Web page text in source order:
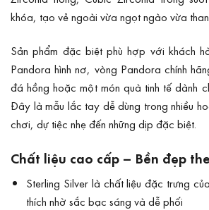
khóa, tạo vẻ ngoài vừa ngọt ngào vừa
Sản phẩm đặc biệt phù hợp với khách
Pandora hình nơ, vòng Pandora chính
đá hồng hoặc một món quà tinh tế dành
Đây là mẫu lắc tay dễ dùng trong nhiều
chơi, dự tiệc nhẹ đến những dịp đặc biệt.
Chất liệu cao cấp – Bền đẹp
Sterling Silver là chất liệu đặc trưng
thích nhờ sắc bạc sáng và dễ phối